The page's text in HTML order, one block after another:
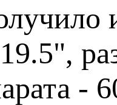
-